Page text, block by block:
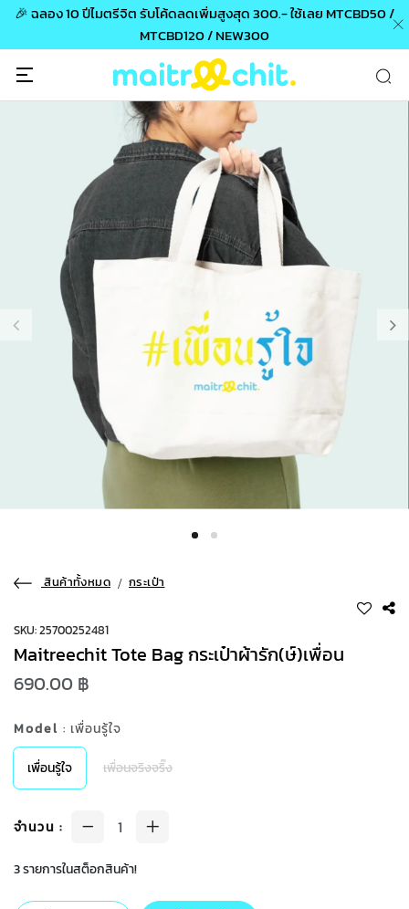
🎉 ฉลอง 10 ปีไมตรีจิต รับโค้ดลดเพิ่มสูงสุด 300.- ใช้เลย MTCBD50 /
MTCBD120 / NEW300
สินค้าทั้งหมด กระเป๋า
SKU: 25700252481
Maitreechit Tote Bag กระเป๋าผ้ารัก(ษ์)เพื่อน
690.00 ฿
Model : เพื่อนรู้ใจ
เพื่อนรู้ใจ เพื่อนจริงจริ๊ง
จำนวน :
3 รายการในสต็อกสินค้า!